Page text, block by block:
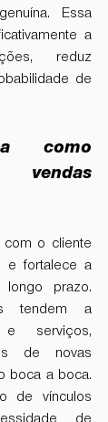
Essa
a
reduz
de
como
vendas
com o cliente
e fortalece a
prazo.
tendem a
e serviços,
de novas
boca a boca.
de vínculos